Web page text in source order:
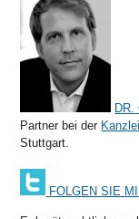
DR.
Partner bei der
Stuttgart.
FOLGEN SIE